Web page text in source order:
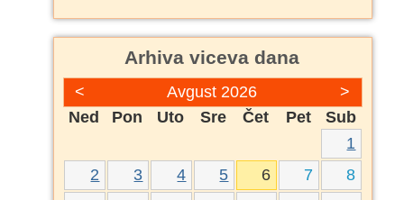
Arhiva viceva dana
< >
Avgust 2026
Ned
Pon Uto Sre Čet Pet
Sub
1
2
3 4 5 6 7
8